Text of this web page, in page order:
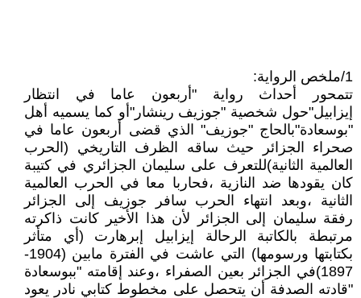
1/ملخص الرواية:
تتمحور أحداث رواية "أربعون عاما في انتظار
إيزابيل"حول شخصية "جوزيف رينشار"أو كما يسميه أهل
"بوسعادة"بالحاج "جوزيف" الذي قضى أربعون عاما في
صحراء الجزائر حيث ساقه الظرف التاريخي (الحرب
العالمية الثانية)للتعرف على سليمان الجزائري في كتيبة
كان يقودها ضد النازية ،فحاربا معا في الحرب العالمية
الثانية ،وبعد انتهاء الحرب سافر جوزيف إلى الجزائر
رفقة سليمان إلى الجزائر لأن هذا الأخير كانت ذاكرته
مرتبطة بالكاتبة الرحالة إيزابيل إبرهارت (أي متأثر
بكتابتها ورسومها) التي عاشت في الفترة مابين (1904-
1897)في الجزائر بعين الصفراء ،وعند إقامته "ببوسعادة
"قادته الصدفة أن يتحصل على مخطوط كتابي نادر يعود